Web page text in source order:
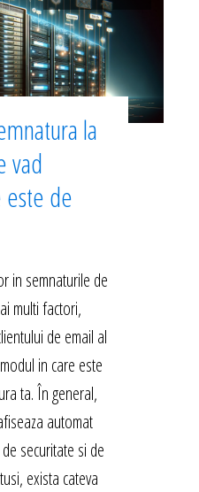
la
vad
este de
in semnaturile de
multi factori,
de email al
in care este
ta. În general,
automat
securitate si de
exista cateva